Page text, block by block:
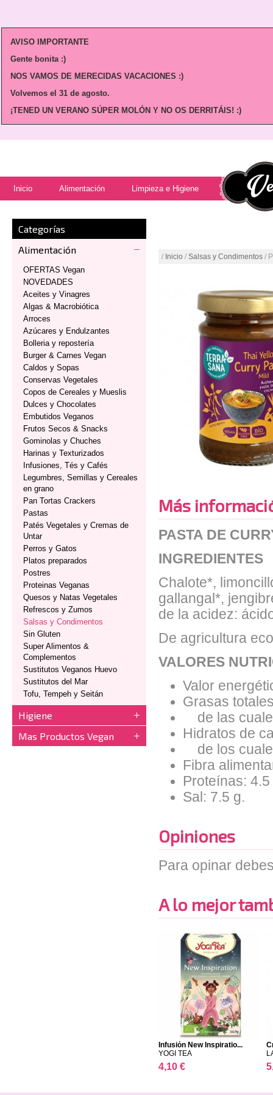
AVISO IMPORTANTE
Gente bonita :)
NOS VAMOS DE MERECIDAS VACACIONES :)
Volvemos el 31 de agosto.
¡TENED UN VERANO SÚPER MOLÓN Y NO OS DERRITÁIS! :)
Inicio Alimentación Limpieza e Higiene
Categorías
Alimentación
OFERTAS Vegan
NOVEDADES
Aceites y Vinagres
Algas & Macrobiótica
Arroces
Azúcares y Endulzantes
Bolleria y repostería
Burger & Carnes Vegan
Caldos y Sopas
Conservas Vegetales
Copos de Cereales y Mueslis
Dulces y Chocolates
Embutidos Veganos
Frutos Secos & Snacks
Gominolas y Chuches
Harinas y Texturizados
Infusiones, Tés y Cafés
Legumbres, Semillas y Cereales
en grano
Pan Tortas Crackers
Pastas
Patés Vegetales y Cremas de
Untar
Perros y Gatos
Platos preparados
Postres
Proteinas Veganas
Quesos y Natas Vegetales
Refrescos y Zumos
Salsas y Condimentos
Sin Gluten
Super Alimentos &
Complementos
Sustitutos Veganos Huevo
Sustitutos del Mar
Tofu, Tempeh y Seitán
Higiene
Mas Productos Vegan
/ Inicio / Salsas y Condimentos /
Más
PASTA DE
INGREDIENTES
Chalote*,
gallangal*,
de la acidez:
De agricultura
VALORES
Valor
Grasas
de las
Hidratos de
de los
Fibra
Proteínas: 4.5
Sal: 7.5 g.
Opiniones
Para opinar
A lo mejor
Infusión New Inspiratio...
YOGI TEA
4,10 €